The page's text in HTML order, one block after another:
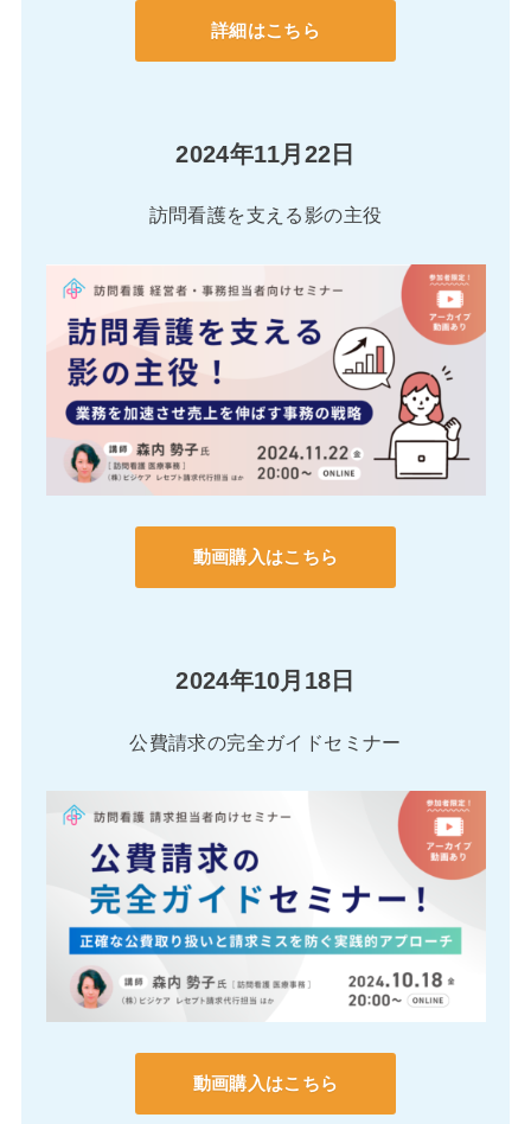
詳細はこちら
2024年11月22日
訪問看護を支える影の主役
動画購入はこちら
2024年10月18日
公費請求の完全ガイドセミナー
動画購入はこちら